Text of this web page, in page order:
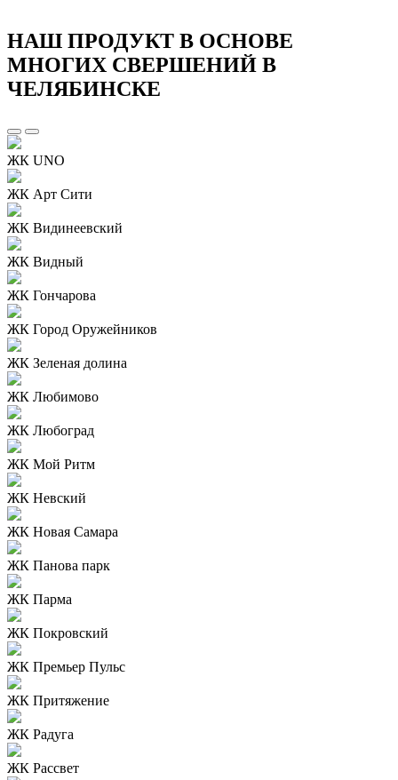
НАШ ПРОДУКТ В ОСНОВЕ
МНОГИХ СВЕРШЕНИЙ В
ЧЕЛЯБИНСКЕ
ЖК UNO
ЖК Арт Сити
ЖК Видинеевский
ЖК Видный
ЖК Гончарова
ЖК Город Оружейников
ЖК Зеленая долина
ЖК Любимово
ЖК Любоград
ЖК Мой Ритм
ЖК Невский
ЖК Новая Самара
ЖК Панова парк
ЖК Парма
ЖК Покровский
ЖК Премьер Пульс
ЖК Притяжение
ЖК Радуга
ЖК Рассвет